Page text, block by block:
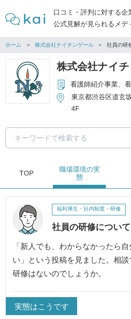
口コミ・評判に対する企
公式見解が見られるメデ
ホーム 株式会社ナイチンゲール 社員の研
株式会社ナイ
東京都渋谷区道玄
4F
TOP
職場環境の実
態
社員の研修について
福利厚生・社内制度・研修
「新人でも、わからなかったら
い」という投稿を見ました。相
研修はないのでしょうか。
実態はこうです